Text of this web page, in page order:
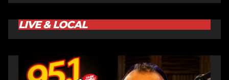
LIVE & LOCAL